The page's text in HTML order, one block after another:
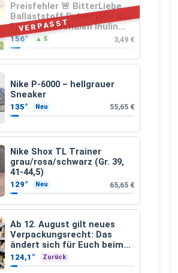
VERPASST
Preisfehler 🚨 BitterLiebe
Ballaststoff Pulver (Mix aus
Flohsamenschalen Inulin
(Präbiotika) Leinsamen &
Apfelfaser)
156° ▲ 5 3,49 €
Nike P-6000 – hellgrauer
Sneaker
135° Neu 55,65 €
Nike Shox TL Trainer
grau/rosa/schwarz (Gr. 39,
41-44,5)
129° Neu 65,65 €
Ab 12. August gilt neues
Verpackungsrecht: Das
ändert sich für Euch beim
Einkauf
124,1° Zurück